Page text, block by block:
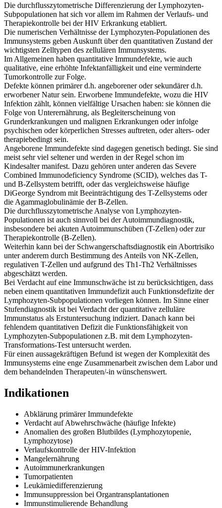
Die durchflusszytometrische Differenzierung der Lymphozyten-
Subpopulationen hat sich vor allem im Rahmen der Verlaufs- und
Therapiekontrolle bei der HIV Erkrankung etabliert.
Die numerischen Verhältnisse der Lymphozyten-Populationen des
Immunsystems geben Auskunft über den quantitativen Zustand der
wichtigsten Zelltypen des zellulären Immunsystems.
Im Allgemeinen haben quantitative Immundefekte, wie auch
qualitative, eine erhöhte Infektanfälligkeit und eine verminderte
Tumorkontrolle zur Folge.
Defekte können primärer d.h. angeborener oder sekundärer d.h.
erworbener Natur sein. Erworbene Immundefekte, wozu die HIV
Infektion zählt, können vielfältige Ursachen haben: sie können die
Folge von Unterernährung, als Begleiterscheinung von
Grunderkrankungen und malignen Erkrankungen oder infolge
psychischen oder körperlichen Stresses auftreten, oder alters- oder
therapiebedingt sein.
Angeborene Immundefekte sind dagegen genetisch bedingt. Sie sind
meist sehr viel seltener und werden in der Regel schon im
Kindesalter manifest. Dazu gehören unter anderen das Severe
Combined Immunodeficiency Syndrome (SCID), welches das T-
und B-Zellsystem betrifft, oder das vergleichsweise häufige
DiGeorge Syndrom mit Beeinträchtigung des T-Zellsystems oder
die Agammaglobulinämie der B-Zellen.
Die durchflusszytometrische Analyse von Lymphozyten-
Populationen ist auch sinnvoll bei der Autoimmundiagnostik,
insbesondere bei akuten Autoimmunschüben (T-Zellen) oder zur
Therapiekontrolle (B-Zellen).
Weiterhin kann bei der Schwangerschaftsdiagnostik ein Abortrisiko
unter anderem durch Bestimmung des Anteils von NK-Zellen,
regulativen T-Zellen und aufgrund des Th1-Th2 Verhältnisses
abgeschätzt werden.
Bei Verdacht auf eine Immunschwäche ist zu berücksichtigen, dass
neben einem quantitativen Immundefizit auch Funktionsdefizite der
Lymphozyten-Subpopulationen vorliegen können. Im Sinne einer
Stufendiagnostik ist bei Verdacht der quantitative zelluläre
Immunstatus als Erstuntersuchung indiziert. Danach kann bei
fehlendem quantitativen Defizit die Funktionsfähigkeit von
Lymphozyten-Subpopulationen z.B. mit dem Lymphozyten-
Transformations-Test untersucht werden.
Für einen aussagekräftigen Befund ist wegen der Komplexität des
Immunsystems eine enge Zusammenarbeit zwischen dem Labor und
dem behandelnden Therapeuten/-in wünschenswert.
Indikationen
Abklärung primärer Immundefekte
Verdacht auf Abwehrschwäche (häufige Infekte)
Anomalien des großen Blutbildes (Lymphozytopenie,
Lymphozytose)
Verlaufskontrolle der HIV-Infektion
Mangelernährung
Autoimmunerkrankungen
Tumorpatienten
Leukämiedifferenzierung
Immunsuppression bei Organtransplantationen
Immunstimulierende Behandlung